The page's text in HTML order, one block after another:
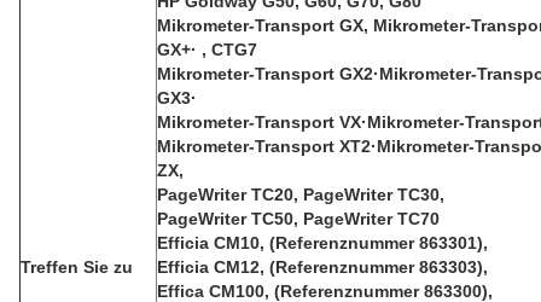
Treffen Sie zu
Mikrometer-Transport GX, Mikrometer-
GX+· , CTG7
Mikrometer-Transport GX2·Mikrometer-
GX3·
Mikrometer-Transport VX·Mikrometer-
Mikrometer-Transport XT2·Mikrometer-
ZX,
PageWriter TC20, PageWriter TC30,
PageWriter TC50, PageWriter TC70
Efficia CM10, (Referenznummer 863301),
Efficia CM12, (Referenznummer 863303),
Effica CM100, (Referenznummer 863300),